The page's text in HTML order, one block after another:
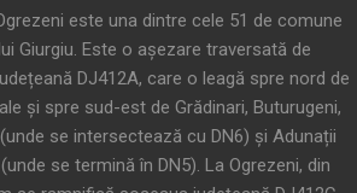
este una dintre cele 51 de comune
Giurgiu. Este o așezare traversată de
DJ412A, care o leagă spre nord de
și spre sud-est de Grădinari, Buturugeni,
se intersectează cu DN6) și Adunații
se termină în DN5). La Ogrezeni, din